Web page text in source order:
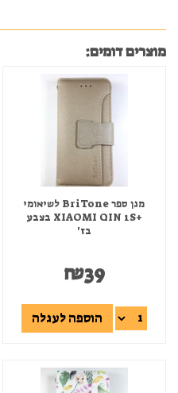
מוצרים דומים:
מגן ספר BriTone לשיאומי
+XIAOMI QIN 1S בצבע
בז'
₪39
הוספה לעגלה